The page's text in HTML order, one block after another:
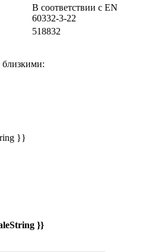
В соответствии с EN
60332-3-22
518832
близкими:
}}
}}